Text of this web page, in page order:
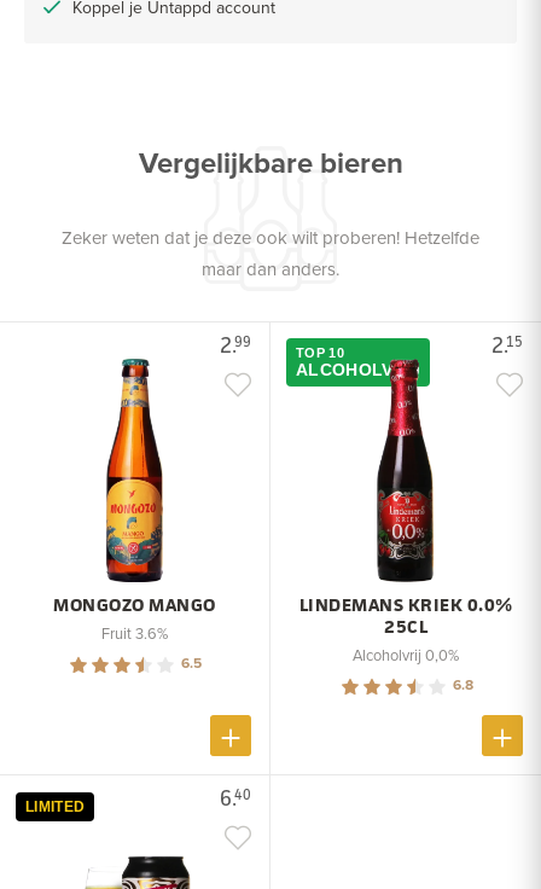
Koppel je Untappd account
Vergelijkbare bieren
Zeker weten dat je deze ook wilt proberen! Hetzelfde
maar dan anders.
2.99
MONGOZO MANGO
Fruit 3.6%
6.5
2.15
TOP 10
ALCOHOLVRIJ
LINDEMANS KRIEK 0.0%
25CL
Alcoholvrij 0,0%
6.8
6.40
LIMITED